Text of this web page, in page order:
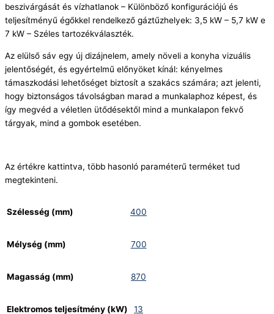
beszivárgását és vízhatlanok – Különböző konfigurációjú és
teljesítményű égőkkel rendelkező gáztűzhelyek: 3,5 kW – 5,7 kW e
7 kW – Széles tartozékválaszték.
Az elülső sáv egy új dizájnelem, amely növeli a konyha vizuális
jelentőségét, és egyértelmű előnyöket kínál: kényelmes
támaszkodási lehetőséget biztosít a szakács számára; azt jelenti,
hogy biztonságos távolságban marad a munkalaphoz képest, és
így megvéd a véletlen ütődésektől mind a munkalapon fekvő
tárgyak, mind a gombok esetében.
Az értékre kattintva, több hasonló paraméterű terméket tud
megtekinteni.
Szélesség (mm) 400
Mélység (mm) 700
Magasság (mm) 870
Elektromos teljesítmény (kW) 13